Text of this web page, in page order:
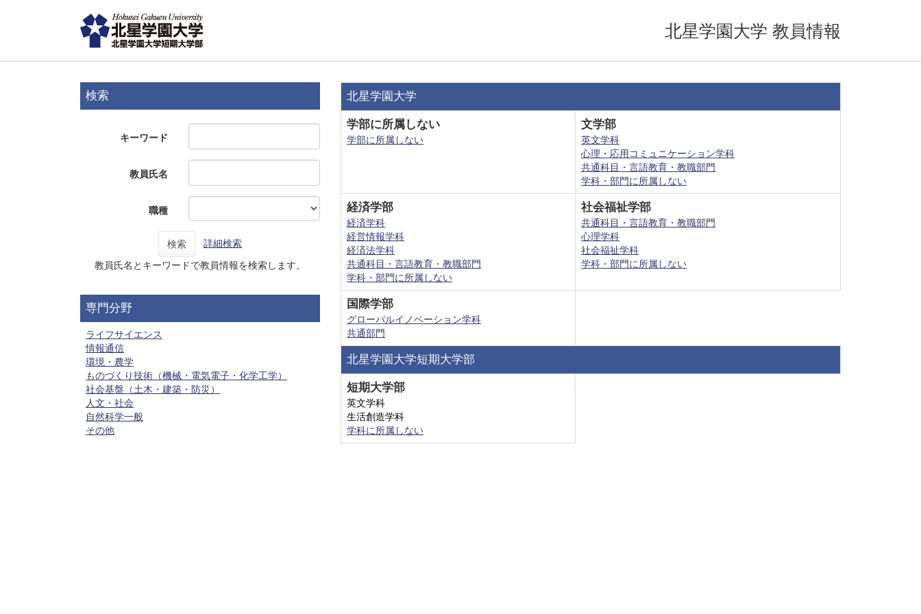
北星学園大学 教員情報
検索
キーワード
教員氏名
職種
検索 詳細検索
教員氏名とキーワードで教員情報を検索します。
専門分野
ライフサイエンス
情報通信
環境・農学
ものづくり技術（機械・電気電子・化学工学）
社会基盤（土木・建築・防災）
人文・社会
自然科学一般
その他
北星学園大学
学部に所属しない
学部に所属しない
文学部
英文学科
心理・応用コミュニケーション学科
共通科目・言語教育・教職部門
学科・部門に所属しない
経済学部
経済学科
経営情報学科
経済法学科
共通科目・言語教育・教職部門
学科・部門に所属しない
社会福祉学部
共通科目・言語教育・教職部門
心理学科
社会福祉学科
学科・部門に所属しない
国際学部
グローバルイノベーション学科
共通部門
北星学園大学短期大学部
短期大学部
英文学科
生活創造学科
学科に所属しない